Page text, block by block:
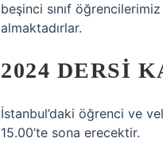
beşinci sınıf
almaktadırlar.
2024 DERSI
İstanbul’daki öğrenci ve
15.00’te sona erecektir.